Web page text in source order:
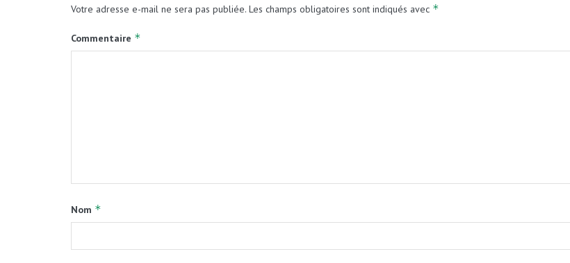
Votre adresse e-mail ne sera pas publiée. Les champs obligatoires sont indiqués avec *
Commentaire *
Nom *